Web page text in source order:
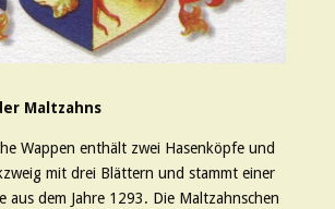
Maltzahns
Wappen enthält zwei Hasenköpfe und
mit drei Blättern und stammt einer
aus dem Jahre 1293. Die Maltzahnschen